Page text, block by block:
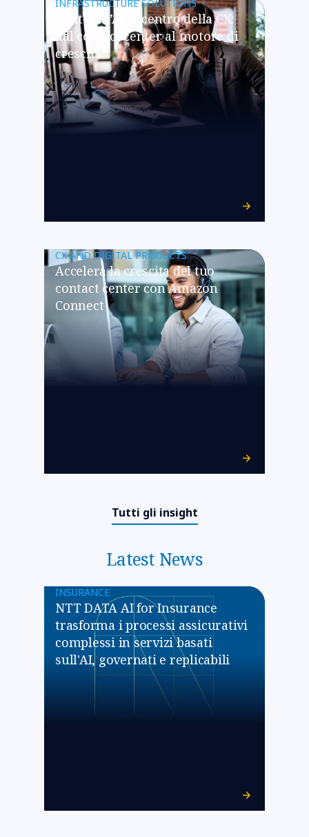
INFRASTRUCTURE SOLUTIONS
Mettere l’AI al centro della CX:
dal contact center al motore di
crescita
CX AND DIGITAL PRODUCTS
Accelera la crescita del tuo
contact center con Amazon
Connect
Tutti gli insight
Latest News
INSURANCE
NTT DATA AI for Insurance
trasforma i processi assicurativi
complessi in servizi basati
sull'AI, governati e replicabili